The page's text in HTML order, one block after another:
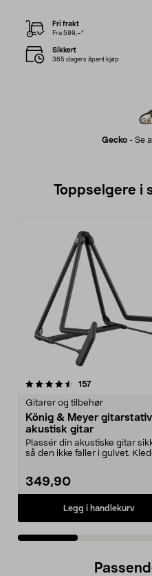
Gecko- Se
Fri frakt
Fra 599,–*
Sikkert
365 dagers åpent kjøp
Toppselgere i
157anmeldelser
Gitarer og tilbehør
König & Meyer
akustisk gitar
Plassér din akustiske gitar
så den ikke faller i gulvet.
349,90
Legg i handlekurv
4.5 av 5 stjerner